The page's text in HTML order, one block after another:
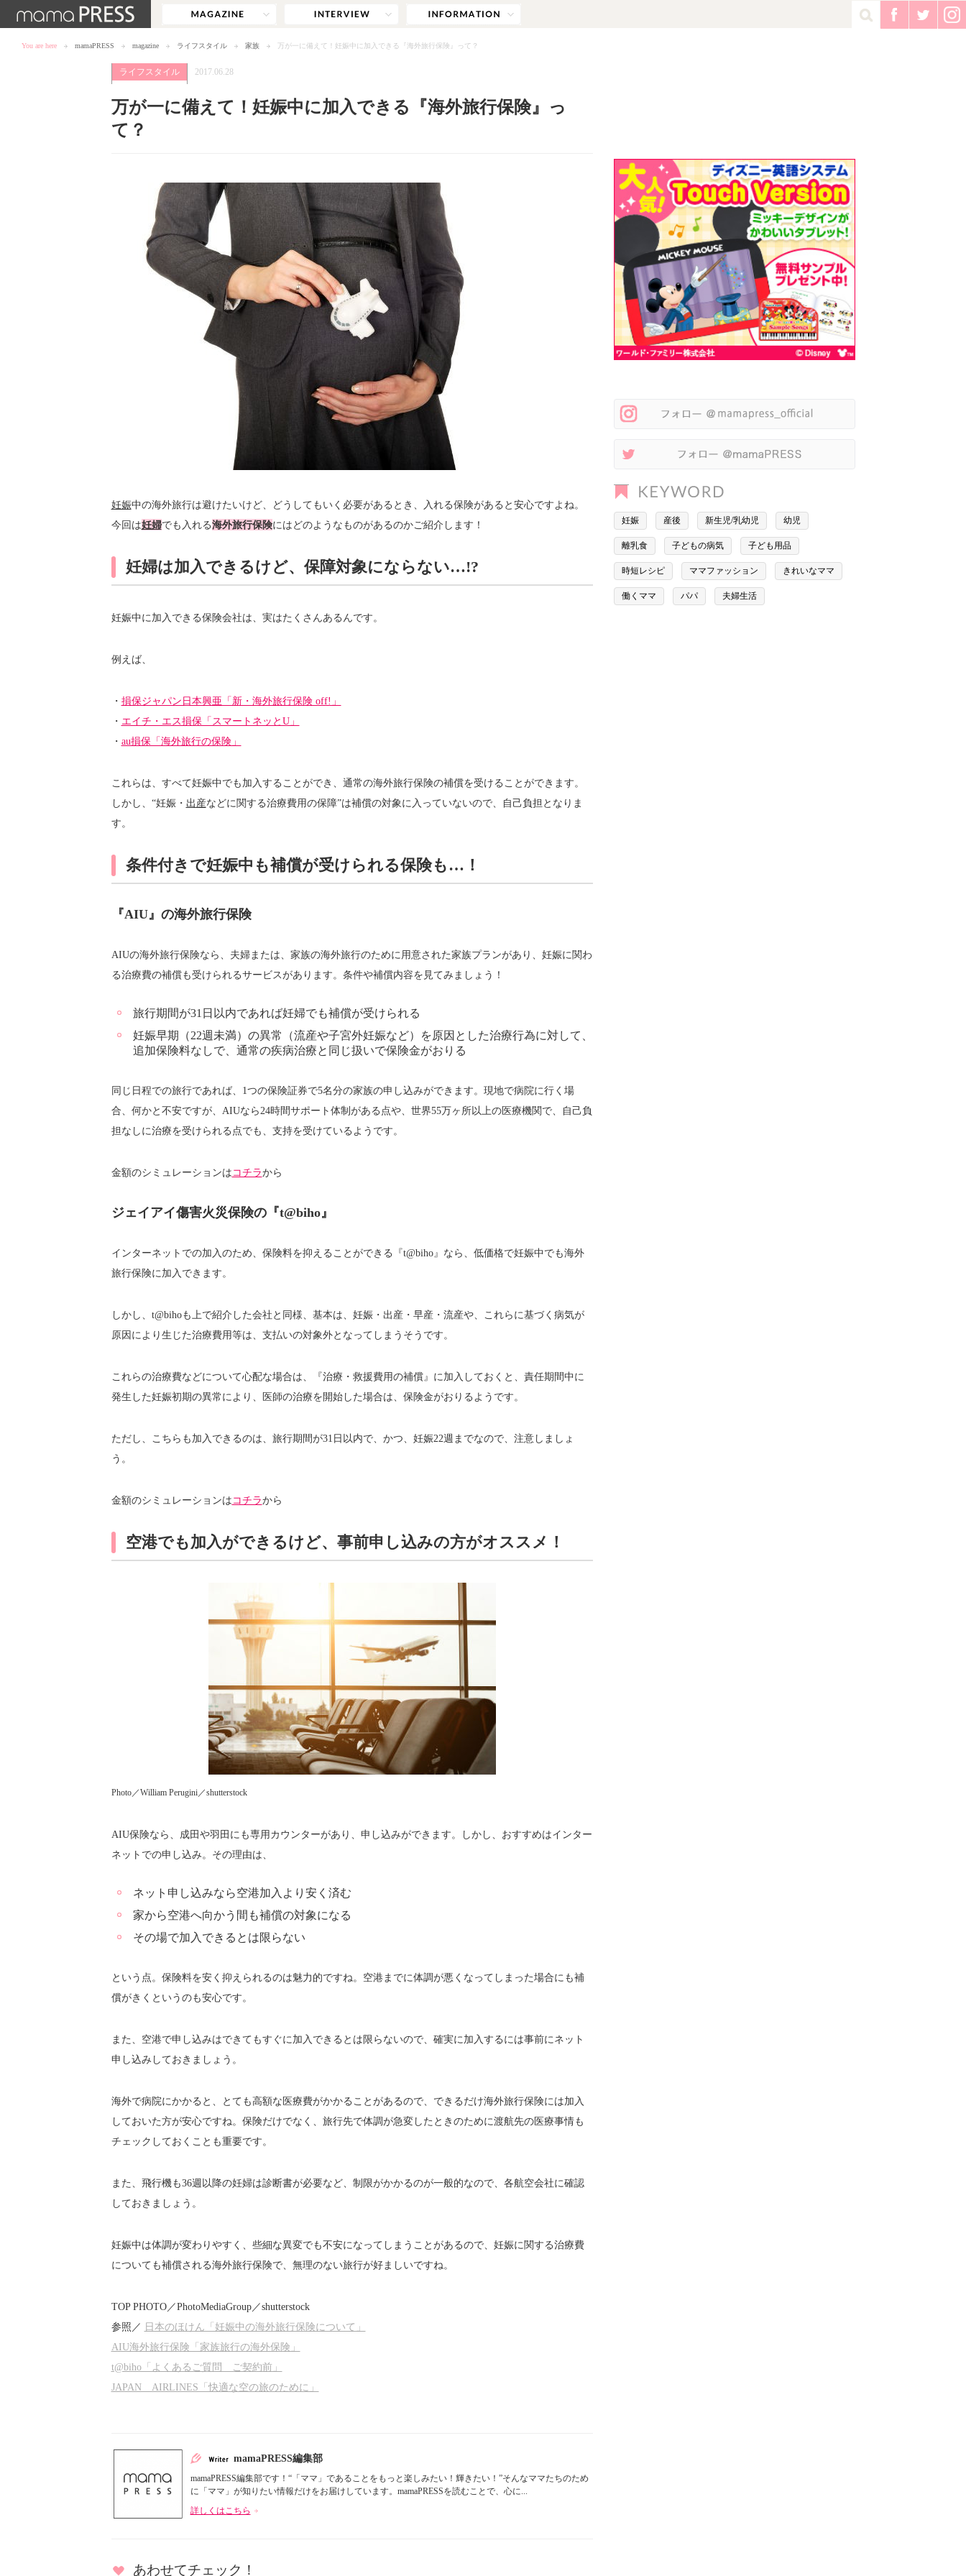
You are here mamaPRESS magazine ライフスタイル 家族 万が一に備えて！妊娠中に加入できる『海外旅行保険』って？
ライフスタイル 2017.06.28
万が一に備えて！妊娠中に加入できる『海外旅行保険』っ
て？
妊娠中の海外旅行は避けたいけど、どうしてもいく必要があるとき、入れる保険があると安心ですよね。
今回は妊婦でも入れる海外旅行保険にはどのようなものがあるのかご紹介します！
妊婦は加入できるけど、保障対象にならない…!?
妊娠中に加入できる保険会社は、実はたくさんあるんです。
例えば、
・ 損保ジャパン日本興亜「新・海外旅行保険 off!」
・ エイチ・エス損保「スマートネッとU」
・ au損保「海外旅行の保険」
これらは、すべて妊娠中でも加入することができ、通常の海外旅行保険の補償を受けることができます。
しかし、“妊娠・ 出産などに関する治療費用の保障”は補償の対象に入っていないので、自己負担となりま
す。
条件付きで妊娠中も補償が受けられる保険も…！
『AIU』の海外旅行保険
AIUの海外旅行保険なら、夫婦または、家族の海外旅行のために用意された家族プランがあり、妊娠に関わ
る治療費の補償も受けられるサービスがあります。条件や補償内容を見てみましょう！
旅行期間が31日以内であれば妊婦でも補償が受けられる
妊娠早期（22週未満）の異常（流産や子宮外妊娠など）を原因とした治療行為に対して、
追加保険料なしで、通常の疾病治療と同じ扱いで保険金がおりる
同じ日程での旅行であれば、1つの保険証券で5名分の家族の申し込みができます。現地で病院に行く場
合、何かと不安ですが、AIUなら24時間サポート体制がある点や、世界55万ヶ所以上の医療機関で、自己負
担なしに治療を受けられる点でも、支持を受けているようです。
金額のシミュレーションはコチラから
ジェイアイ傷害火災保険の『t@biho』
インターネットでの加入のため、保険料を抑えることができる『t@biho』なら、低価格で妊娠中でも海外
旅行保険に加入できます。
しかし、t@bihoも上で紹介した会社と同様、基本は、妊娠・出産・早産・流産や、これらに基づく病気が
原因により生じた治療費用等は、支払いの対象外となってしまうそうです。
これらの治療費などについて心配な場合は、『治療・救援費用の補償』に加入しておくと、責任期間中に
発生した妊娠初期の異常により、医師の治療を開始した場合は、保険金がおりるようです。
ただし、こちらも加入できるのは、旅行期間が31日以内で、かつ、妊娠22週までなので、注意しましょ
う。
金額のシミュレーションはコチラから
空港でも加入ができるけど、事前申し込みの方がオススメ！
Photo／William Perugini／shutterstock
AIU保険なら、成田や羽田にも専用カウンターがあり、申し込みができます。しかし、おすすめはインター
ネットでの申し込み。その理由は、
ネット申し込みなら空港加入より安く済む
家から空港へ向かう間も補償の対象になる
その場で加入できるとは限らない
という点。保険料を安く抑えられるのは魅力的ですね。空港までに体調が悪くなってしまった場合にも補
償がきくというのも安心です。
また、空港で申し込みはできてもすぐに加入できるとは限らないので、確実に加入するには事前にネット
申し込みしておきましょう。
海外で病院にかかると、とても高額な医療費がかかることがあるので、できるだけ海外旅行保険には加入
しておいた方が安心ですね。保険だけでなく、旅行先で体調が急変したときのために渡航先の医療事情も
チェックしておくことも重要です。
また、飛行機も36週以降の妊婦は診断書が必要など、制限がかかるのが一般的なので、各航空会社に確認
しておきましょう。
妊娠中は体調が変わりやすく、些細な異変でも不安になってしまうことがあるので、妊娠に関する治療費
についても補償される海外旅行保険で、無理のない旅行が好ましいですね。
TOP PHOTO／PhotoMediaGroup／shutterstock
参照／ 日本のほけん「妊娠中の海外旅行保険について」
AIU海外旅行保険「家族旅行の海外保険」
t@biho「よくあるご質問 ご契約前」
JAPAN AIRLINES「快適な空の旅のために」
mamaPRESS編集部
mamaPRESS編集部です！“「ママ」であることをもっと楽しみたい！輝きたい！”そんなママたちのため
に「ママ」が知りたい情報だけをお届けしています。mamaPRESSを読むことで、心に...
詳しくはこちら
あわせてチェック！
妊娠 産後 新生児/乳幼児 幼児
離乳食 子どもの病気 子ども用品
時短レシピ ママファッション きれいなママ
働くママ パパ 夫婦生活